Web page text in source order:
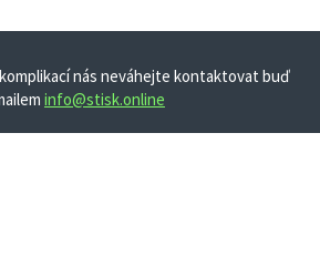
nás neváhejte kontaktovat buď
info@stisk.online